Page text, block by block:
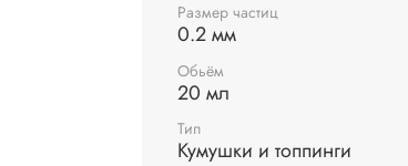
Размер частиц
0.2 мм
Обьём
20 мл
Тип
Кумушки и топпинги